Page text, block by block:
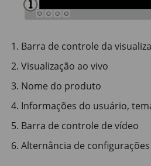
Barra de controle da
Visualização ao vivo
Nome do produto
Informações do usuário,
Barra de controle de vídeo
Alternância de configurações